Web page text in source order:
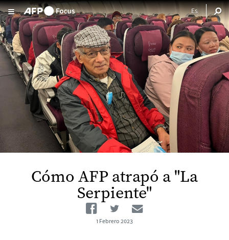
Pasar al contenido principal
Cómo AFP atrapó a "La
Serpiente"
Facebook
Twitter
1 Febrero 2023